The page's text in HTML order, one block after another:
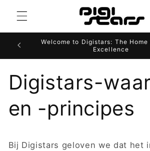
naar de
content
Welcome to Digistars: The
Excellence
Digistars-
en -principes
Bij Digistars geloven we dat het